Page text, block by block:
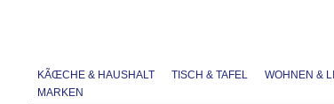
KÃŒCHE & HAUSHALT TISCH & TAFEL WOHNEN &
MARKEN